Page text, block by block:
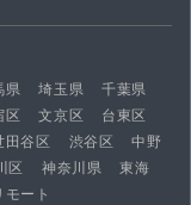
県 埼玉県
千葉県
区 文京区
台東区
田谷区 渋谷区
中野
区 神奈川県
東海
モート